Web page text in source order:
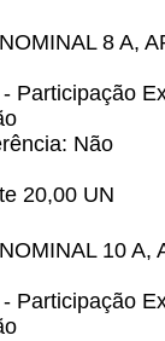
8 A,
Participação
Não
20,00 UN
10 A,
Participação